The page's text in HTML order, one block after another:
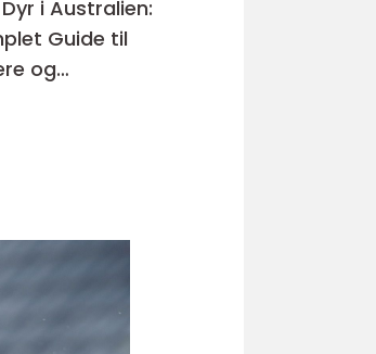
i Australien:
Guide til
og